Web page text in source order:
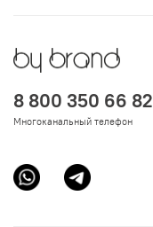
8 800 350 66 82
Многоканальный телефон